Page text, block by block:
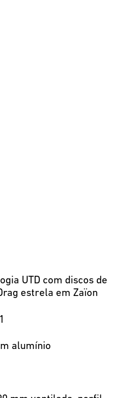
UTD com discos de
estrela em Zaïon
alumínio